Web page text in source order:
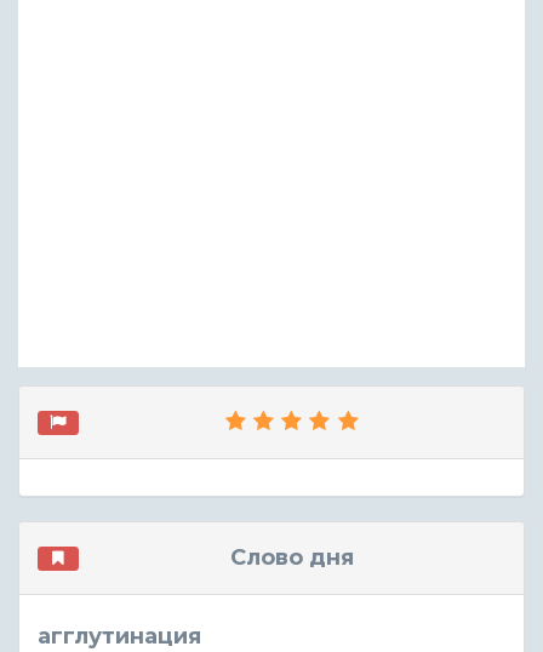
Слово дня
агглутинация